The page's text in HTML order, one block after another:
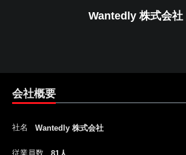
Wantedly 株式会社
会社概要
社名 Wantedly 株式会社
従業員数